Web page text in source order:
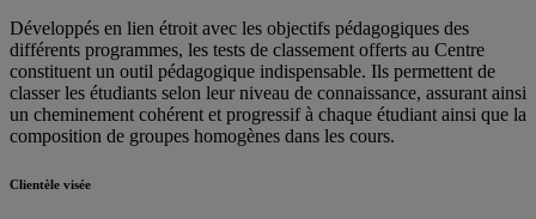
Développés en lien étroit avec les objectifs pédagogiques des
différents programmes, les tests de classement offerts au Centre
constituent un outil pédagogique indispensable. Ils permettent de
classer les étudiants selon leur niveau de connaissance, assurant ainsi
un cheminement cohérent et progressif à chaque étudiant ainsi que la
composition de groupes homogènes dans les cours.
Clientèle visée